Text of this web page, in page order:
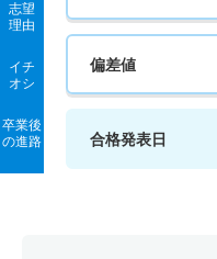
志望
理由
イチ
オシ
卒業後
の進路
偏差値
合格発表日